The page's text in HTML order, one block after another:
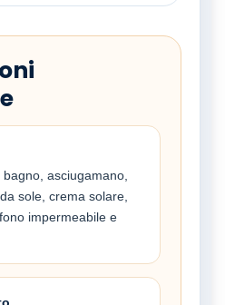
asciugamano,
sole, crema solare,
impermeabile e